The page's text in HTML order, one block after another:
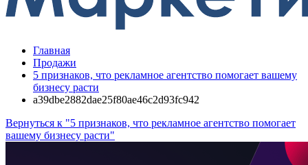
Главная
Продажи
5 признаков, что рекламное агентство помогает вашему
бизнесу расти
a39dbe2882dae25f80ae46c2d93fc942
Вернуться к "5 признаков, что рекламное агентство помогает
вашему бизнесу расти"